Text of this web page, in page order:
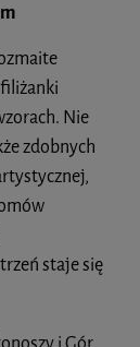
Nie
zdobnych
staje się